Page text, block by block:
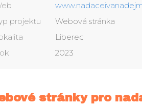
projektu
Webová stránka
Liberec
2023
stránky pro